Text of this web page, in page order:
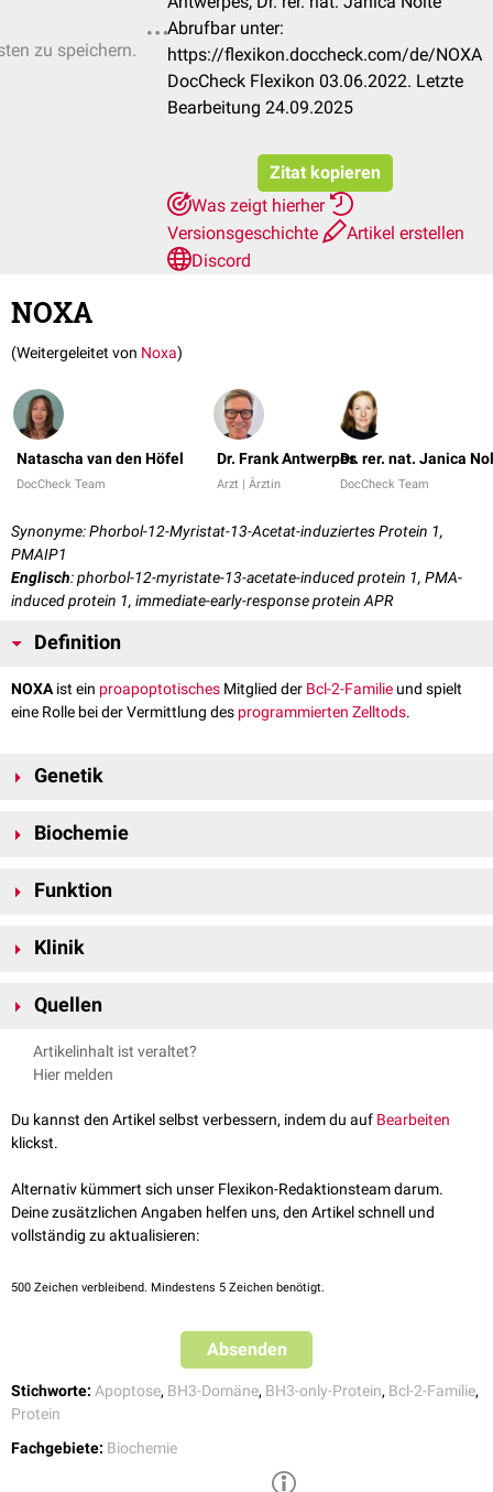
zu speichern.
Abrufbar unter:
https://flexikon.doccheck.com/de/NOXA
DocCheck Flexikon 03.06.2022. Letzte
Bearbeitung 24.09.2025
Zitat kopieren
Was zeigt hierher
Versionsgeschichte
Artikel erstellen
Discord
NOXA
(Weitergeleitet von Noxa)
Natascha van den Höfel
DocCheck Team
Dr. Frank Antwerpes
Arzt | Ärztin
Dr. rer. nat. Janica
DocCheck Team
Synonyme: Phorbol-12-Myristat-13-Acetat-induziertes Protein 1,
PMAIP1
Englisch: phorbol-12-myristate-13-acetate-induced protein 1, PMA-
induced protein 1, immediate-early-response protein APR
Definition
NOXAist ein proapoptotisches Mitglied der Bcl-2-Familie und spielt
eine Rolle bei der Vermittlung des programmierten Zelltods.
Genetik
18q21.32kodiert. Die
DNA-Schäden
humanen Proteins
Biochemie
Domäne, über die es mit weiteren Mitgliedern der Bcl-2-Familie
Domäne (MTD).
Funktion
Mitochondrien
neutralisiert. Zudem kann NOXA die
induzieren und so den Zelltod weiter voranbringen.
Klinik
mit demMantelzelllymphom
Quellen
Ploner C et al.
Noxa: at the tip of the balance between life and death
; Oncogene. 2008 Dec; 27(Suppl 1): S84–S92.
Regulators of Induced Apoptosis
; Life 2022, 12(2), 256.
Genecards.
; abgerufen am 03.06.2022
Artikelinhalt ist veraltet?
Hier melden
Du kannst den Artikel selbst verbessern, indem du auf Bearbeiten
klickst.
Alternativ kümmert sich unser Flexikon-Redaktionsteam darum.
Deine zusätzlichen Angaben helfen uns, den Artikel schnell und
vollständig zu aktualisieren:
500 Zeichen verbleibend. Mindestens 5 Zeichen benötigt.
Absenden
Stichworte: Apoptose, BH3-Domäne, BH3-only-Protein, Bcl-2-Familie,
Protein
Fachgebiete: Biochemie